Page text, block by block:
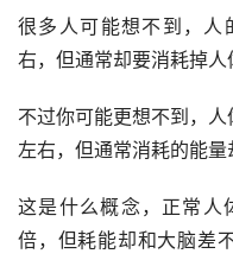
很多人可能想不到，人
右，但通常却要消耗掉人
不过你可能更想不到，
左右，但通常消耗的能量
这是什么概念，正常人
倍，但耗能却和大脑差